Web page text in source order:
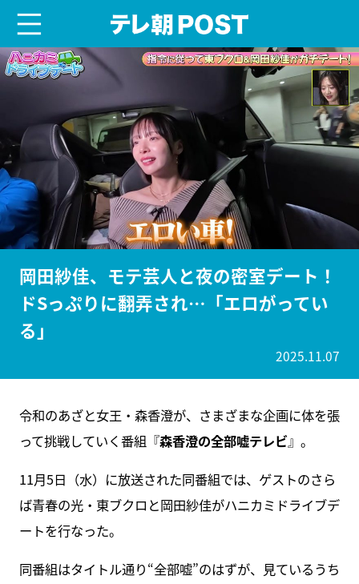
岡田紗佳、モテ芸人と夜の密室デート！
ドSっぷりに翻弄され…「エロがってい
る」
2025.11.07
令和のあざと女王・森香澄が、さまざまな企画に体を張
って挑戦していく番組『森香澄の全部嘘テレビ』。
11月5日（水）に放送された同番組では、ゲストのさら
ば青春の光・東ブクロと岡田紗佳がハニカミドライブデ
ートを行なった。
同番組はタイトル通り“全部嘘”のはずが、見ているうち